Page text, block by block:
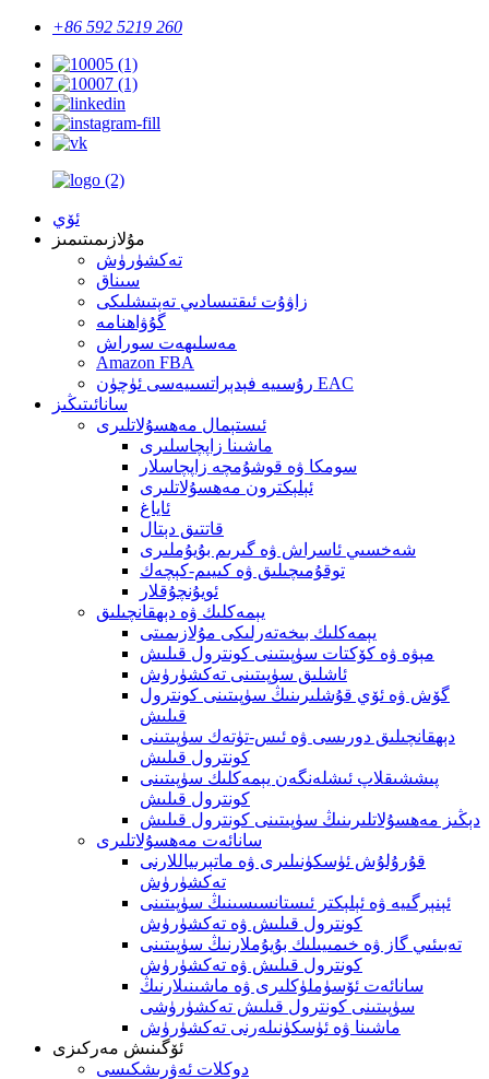
+86 592 5219 260
ئۆي
مۇلازىمىتىمىز
تەكشۈرۈش
سىناق
زاۋۇت ئىقتىسادىي تەپتىشلىكى
گۇۋاھنامە
مەسلىھەت سوراش
Amazon FBA
رۇسىيە فېدېراتسىيەسى ئۈچۈن EAC
سانائىتىڭىز
ئىستېمال مەھسۇلاتلىرى
ماشىنا زاپچاسلىرى
سومكا ۋە قوشۇمچە زاپچاسلار
ئېلېكترون مەھسۇلاتلىرى
ئاياغ
قاتتىق دېتال
شەخسىي ئاسراش ۋە گىرىم بۇيۇملىرى
توقۇمىچىلىق ۋە كىيىم-كېچەك
ئويۇنچۇقلار
يېمەكلىك ۋە دېھقانچىلىق
يېمەكلىك بىخەتەرلىكى مۇلازىمىتى
مېۋە ۋە كۆكتات سۈپىتىنى كونترول قىلىش
ئاشلىق سۈپىتىنى تەكشۈرۈش
گۆش ۋە ئۆي قۇشلىرىنىڭ سۈپىتىنى كونترول
قىلىش
دېھقانچىلىق دورىسى ۋە ئىس-تۈتەك سۈپىتىنى
كونترول قىلىش
پىششىقلاپ ئىشلەنگەن يېمەكلىك سۈپىتىنى
كونترول قىلىش
دېڭىز مەھسۇلاتلىرىنىڭ سۈپىتىنى كونترول قىلىش
سانائەت مەھسۇلاتلىرى
قۇرۇلۇش ئۈسكۈنىلىرى ۋە ماتېرىياللارنى
تەكشۈرۈش
ئېنېرگىيە ۋە ئېلېكتر ئىستانسىسىنىڭ سۈپىتىنى
كونترول قىلىش ۋە تەكشۈرۈش
تەبىئىي گاز ۋە خىمىيىلىك بۇيۇملارنىڭ سۈپىتىنى
كونترول قىلىش ۋە تەكشۈرۈش
سانائەت ئۆسۈملۈكلىرى ۋە ماشىنىلارنىڭ
سۈپىتىنى كونترول قىلىش تەكشۈرۈشى
ماشىنا ۋە ئۈسكۈنىلەرنى تەكشۈرۈش
ئۆگىنىش مەركىزى
دوكلات ئەۋرىشكىسى